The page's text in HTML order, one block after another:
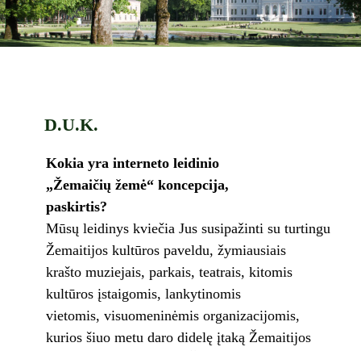
D.U.K.
Kokia yra interneto leidinio
„Žemaičių žemė“ koncepcija,
paskirtis?
Mūsų leidinys kviečia Jus susipažinti su turtingu
Žemaitijos kultūros paveldu, žymiausiais
krašto muziejais, parkais, teatrais, kitomis
kultūros įstaigomis, lankytinomis
vietomis, visuomeninėmis organizacijomis,
kurios šiuo metu daro didelę įtaką Žemaitijos